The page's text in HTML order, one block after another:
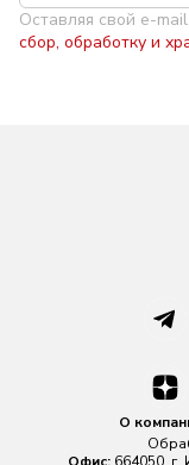
Оставляя свой e-
сбор, обработку и
О
Офис: 664050, г.